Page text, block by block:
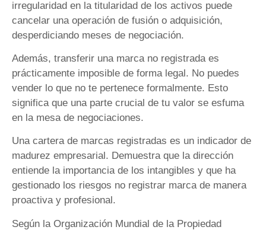
irregularidad en la titularidad de los activos puede
cancelar una operación de fusión o adquisición,
desperdiciando meses de negociación.
Además, transferir una marca no registrada es
prácticamente imposible de forma legal. No puedes
vender lo que no te pertenece formalmente. Esto
significa que una parte crucial de tu valor se esfuma
en la mesa de negociaciones.
Una cartera de marcas registradas es un indicador de
madurez empresarial. Demuestra que la dirección
entiende la importancia de los intangibles y que ha
gestionado los riesgos no registrar marca de manera
proactiva y profesional.
Según la Organización Mundial de la Propiedad